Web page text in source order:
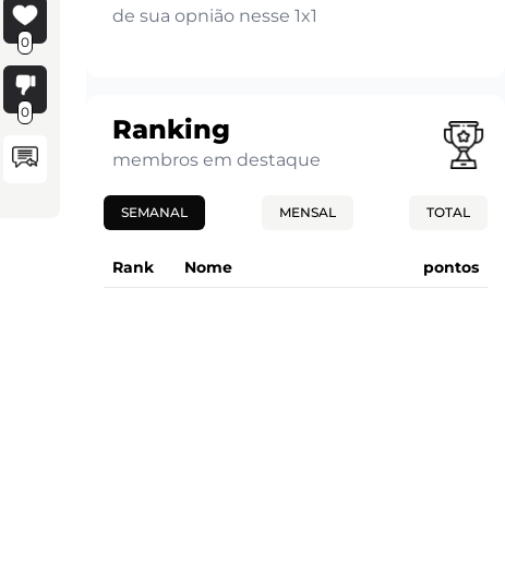
0
0
de sua opnião nesse 1x1
Ranking
membros em destaque
SEMANAL MENSAL TOTAL
Rank Nome pontos